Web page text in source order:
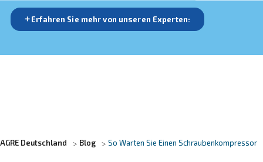
Unabhängig von Motor oder Typ sind diese
langlebig und relativ autark.